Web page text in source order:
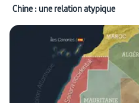
Chine : une relation atypique